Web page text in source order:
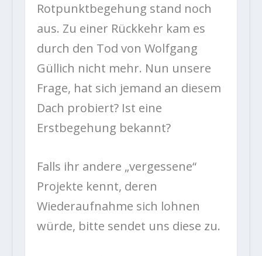
Rotpunktbegehung stand noch
aus. Zu einer Rückkehr kam es
durch den Tod von Wolfgang
Güllich nicht mehr. Nun unsere
Frage, hat sich jemand an diesem
Dach probiert? Ist eine
Erstbegehung bekannt?
Falls ihr andere „vergessene“
Projekte kennt, deren
Wiederaufnahme sich lohnen
würde, bitte sendet uns diese zu.